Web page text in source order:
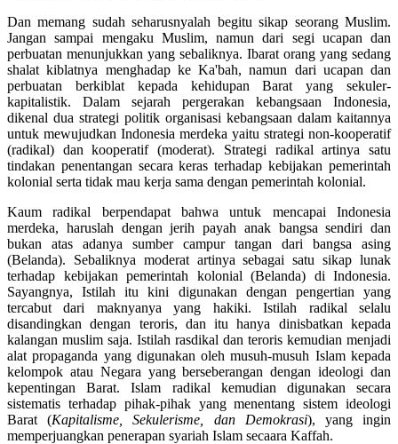
Dan memang sudah seharusnyalah begitu sikap seorang Muslim.
Jangan sampai mengaku Muslim, namun dari segi ucapan dan
perbuatan menunjukkan yang sebaliknya. Ibarat orang yang sedang
shalat kiblatnya menghadap ke Ka'bah, namun dari ucapan dan
perbuatan berkiblat kepada kehidupan Barat yang sekuler-
kapitalistik. Dalam sejarah pergerakan kebangsaan Indonesia,
dikenal dua strategi politik organisasi kebangsaan dalam kaitannya
untuk mewujudkan Indonesia merdeka yaitu strategi non-kooperatif
(radikal) dan kooperatif (moderat). Strategi radikal artinya satu
tindakan penentangan secara keras terhadap kebijakan pemerintah
kolonial serta tidak mau kerja sama dengan pemerintah kolonial.
Kaum radikal berpendapat bahwa untuk mencapai Indonesia
merdeka, haruslah dengan jerih payah anak bangsa sendiri dan
bukan atas adanya sumber campur tangan dari bangsa asing
(Belanda). Sebaliknya moderat artinya sebagai satu sikap lunak
terhadap kebijakan pemerintah kolonial (Belanda) di Indonesia.
Sayangnya, Istilah itu kini digunakan dengan pengertian yang
tercabut dari maknyanya yang hakiki. Istilah radikal selalu
disandingkan dengan teroris, dan itu hanya dinisbatkan kepada
kalangan muslim saja. Istilah rasdikal dan teroris kemudian menjadi
alat propaganda yang digunakan oleh musuh-musuh Islam kepada
kelompok atau Negara yang berseberangan dengan ideologi dan
kepentingan Barat. Islam radikal kemudian digunakan secara
sistematis terhadap pihak-pihak yang menentang sistem ideologi
Barat (Kapitalisme, Sekulerisme, dan Demokrasi), yang ingin
memperjuangkan penerapan syariah Islam secaara Kaffah.